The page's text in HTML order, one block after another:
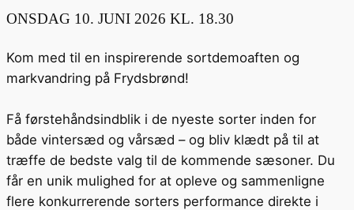
ONSDAG 10. JUNI 2026 KL. 18.30
Kom med til en inspirerende sortdemoaften og
markvandring på Frydsbrønd!
Få førstehåndsindblik i de nyeste sorter inden for
både vintersæd og vårsæd – og bliv klædt på til at
træffe de bedste valg til de kommende sæsoner. Du
får en unik mulighed for at opleve og sammenligne
flere konkurrerende sorters performance direkte i